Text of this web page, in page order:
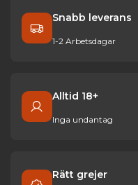
Snabb leverans
1-2 Arbetsdagar
Alltid 18+
Inga undantag
Rätt grejer